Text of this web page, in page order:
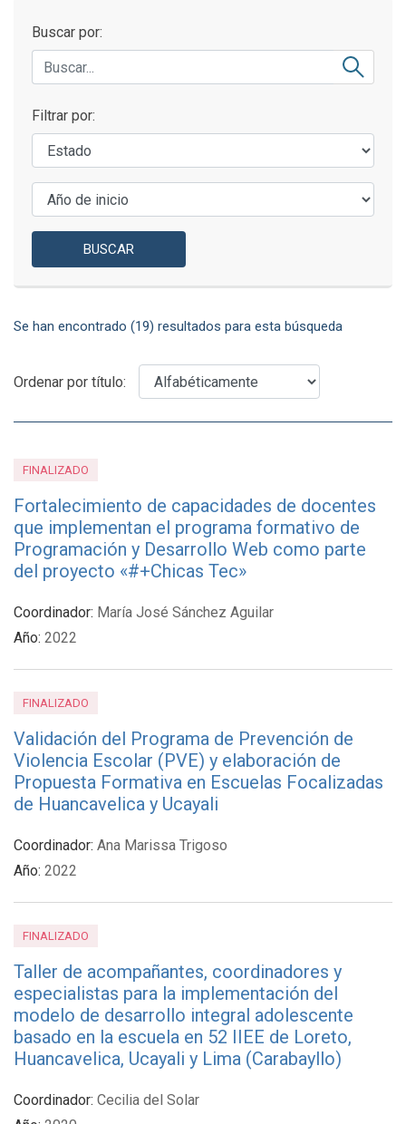
Buscar por:
Filtrar por:
BUSCAR
Se han encontrado (19) resultados para esta búsqueda
Ordenar por título:
FINALIZADO
Fortalecimiento de capacidades de docentes
que implementan el programa formativo de
Programación y Desarrollo Web como parte
del proyecto «#+Chicas Tec»
Coordinador: María José Sánchez Aguilar
Año: 2022
FINALIZADO
Validación del Programa de Prevención de
Violencia Escolar (PVE) y elaboración de
Propuesta Formativa en Escuelas Focalizadas
de Huancavelica y Ucayali
Coordinador: Ana Marissa Trigoso
Año: 2022
FINALIZADO
Taller de acompañantes, coordinadores y
especialistas para la implementación del
modelo de desarrollo integral adolescente
basado en la escuela en 52 IIEE de Loreto,
Huancavelica, Ucayali y Lima (Carabayllo)
Coordinador: Cecilia del Solar